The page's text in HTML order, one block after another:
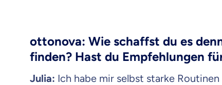
ottonova: Wie schaffst du es
finden? Hast du Empfehlungen
Julia: Ich habe mir selbst starke